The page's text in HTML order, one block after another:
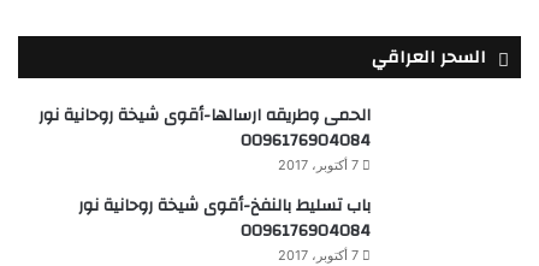
السحر العراقي
الحمى وطريقه ارسالها-أقوى شيخة روحانية نور
0096176904084
7 أكتوبر، 2017
باب تسليط بالنفخ-أقوى شيخة روحانية نور
0096176904084
7 أكتوبر، 2017